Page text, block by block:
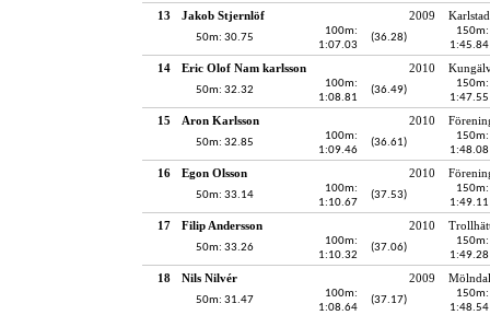
13 Jakob Stjernlöf 2009
50m: 30.75
100m:
1:07.03
(36.28)
150m:
1:45.84
14 Eric Olof Nam karlsson 2010
50m: 32.32
100m:
1:08.81
(36.49)
150m:
1:47.55
15 Aron Karlsson 2010
50m: 32.85
100m:
1:09.46
(36.61)
150m:
1:48.08
16 Egon Olsson 2010
50m: 33.14
100m:
1:10.67
(37.53)
150m:
1:49.11
17 Filip Andersson 2010
50m: 33.26
100m:
1:10.32
(37.06)
150m:
1:49.28
18 Nils Nilvér 2009
50m: 31.47
100m:
1:08.64
(37.17)
150m:
1:48.54